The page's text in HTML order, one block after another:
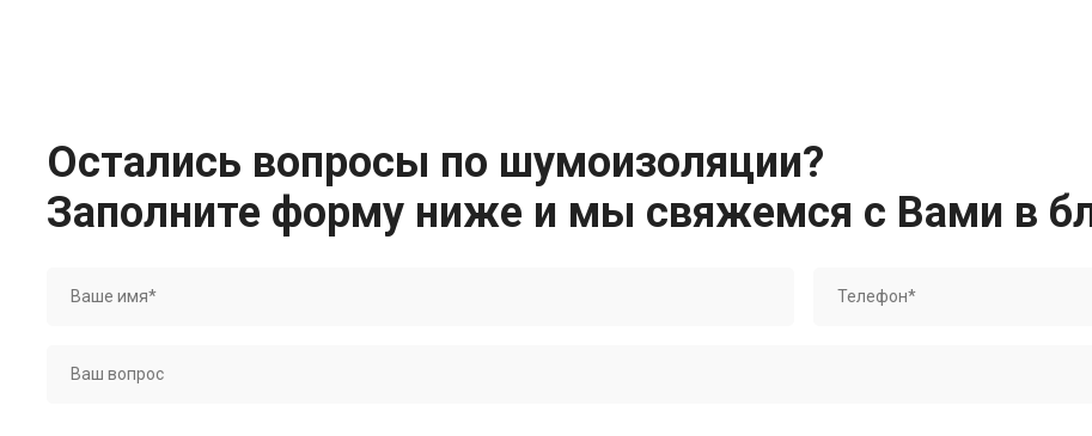
Остались вопросы по шумоизоляции?
Заполните форму ниже и мы свяжемся с Вами в